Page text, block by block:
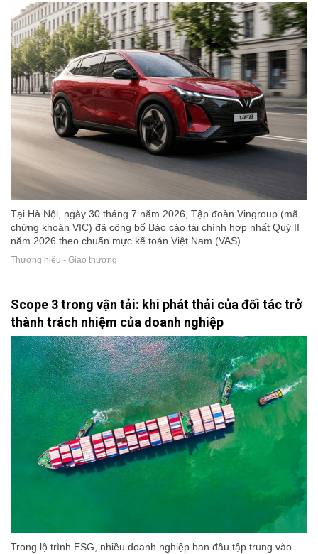
Tại Hà Nội, ngày 30 tháng 7 năm 2026, Tập đoàn Vingroup (mã
chứng khoán VIC) đã công bố Báo cáo tài chính hợp nhất Quý II
năm 2026 theo chuẩn mực kế toán Việt Nam (VAS).
Thương hiệu - Giao thương
Scope 3 trong vận tải: khi phát thải của đối tác trở
thành trách nhiệm của doanh nghiệp
Trong lộ trình ESG, nhiều doanh nghiệp ban đầu tập trung vào